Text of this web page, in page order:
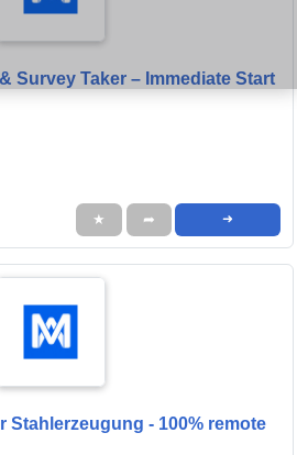
Survey Taker – Immediate Start
★ ➦ ➜
Stahlerzeugung - 100% remote